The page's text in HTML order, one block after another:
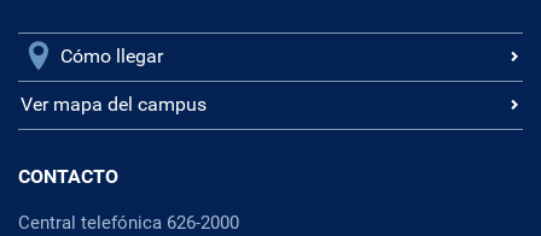
Cómo llegar
Ver mapa del campus
CONTACTO
Central telefónica 626-2000